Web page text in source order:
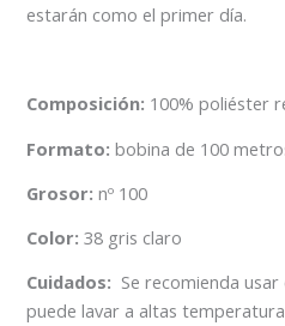
estarán como el primer día.
Composición: 100% poliéster
Formato:bobina de 100
Grosor: nº 100
Color:38 gris claro
Cuidados: Se recomienda
puede lavar a altas